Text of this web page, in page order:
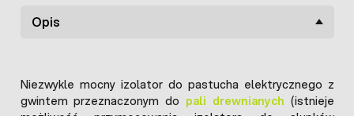
Opis
Niezwykle mocny izolator do pastucha elektrycznego z
gwintem przeznaczonym do pali drewnianych (istnieje